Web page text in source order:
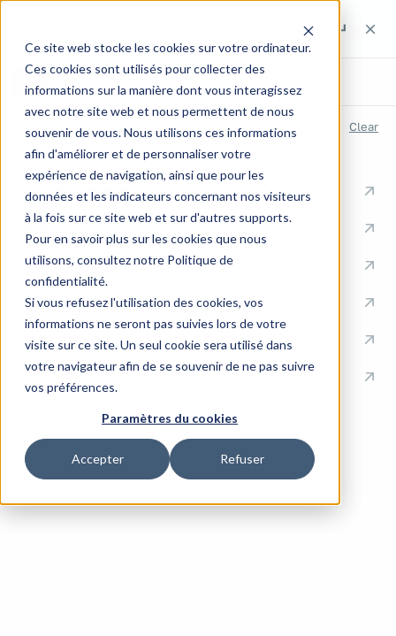
Ce site web stocke les cookies sur votre ordinateur.
Ces cookies sont utilisés pour collecter des
informations sur la manière dont vous interagissez
avec notre site web et nous permettent de nous
souvenir de vous. Nous utilisons ces informations
afin d'améliorer et de personnaliser votre
expérience de navigation, ainsi que pour les
données et les indicateurs concernant nos visiteurs
à la fois sur ce site web et sur d'autres supports.
Pour en savoir plus sur les cookies que nous
utilisons, consultez notre Politique de
confidentialité.
Si vous refusez l'utilisation des cookies, vos
informations ne seront pas suivies lors de votre
visite sur ce site. Un seul cookie sera utilisé dans
votre navigateur afin de se souvenir de ne pas suivre
vos préférences.
Paramètres du cookies
Accepter Refuser
Search
RECENT SEARCHES Clear
QUICK LINKS
Knowledge Management Consulting
Training
Communication
Documentation
Engineering
Industry